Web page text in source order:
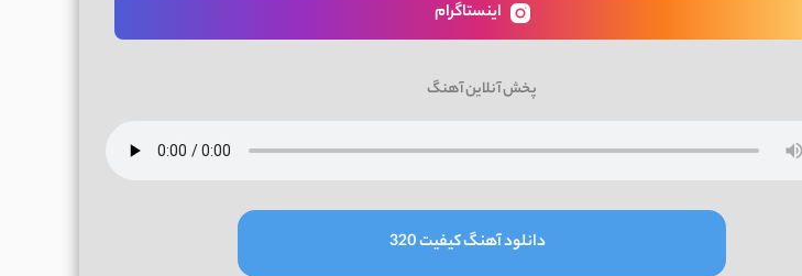
اینستاگرام
پخش آنلاین آهنگ
دانلود آهنگ کیفیت 320